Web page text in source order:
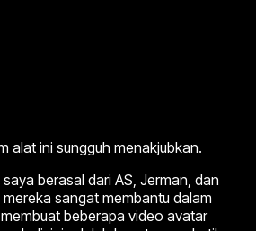
alat ini sungguh menakjubkan.
berasal dari AS, Jerman, dan
sangat membantu dalam
beberapa video avatar